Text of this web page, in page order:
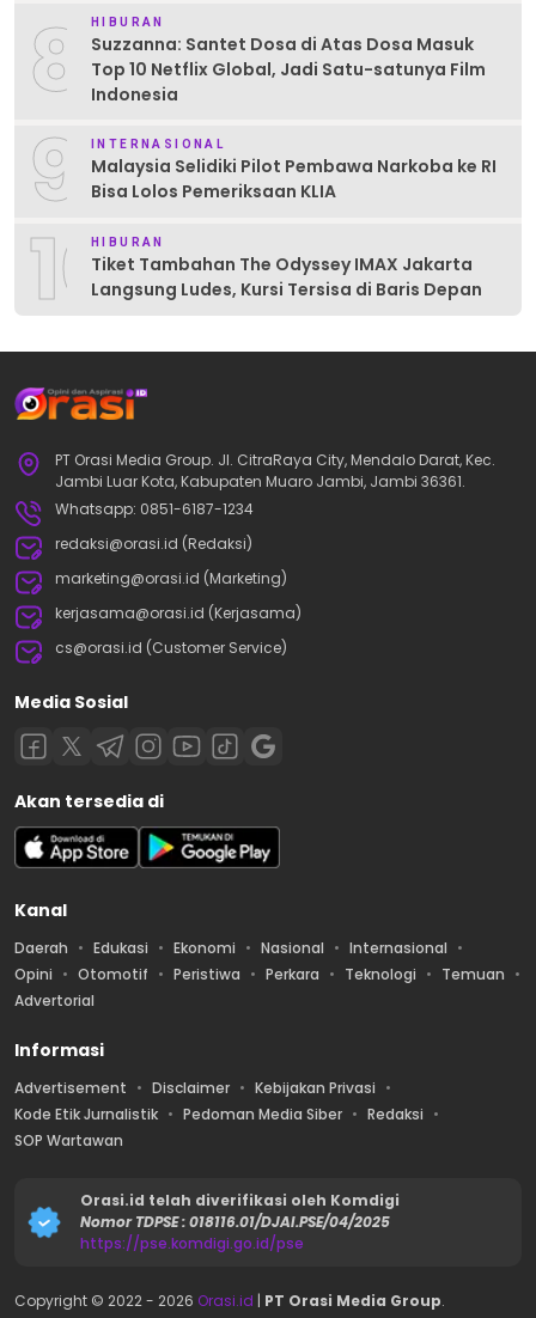
8 HIBURAN
Suzzanna: Santet Dosa di Atas Dosa Masuk
Top 10 Netflix Global, Jadi Satu-satunya Film
Indonesia
9 INTERNASIONAL
Malaysia Selidiki Pilot Pembawa Narkoba ke RI
Bisa Lolos Pemeriksaan KLIA
10HIBURAN
Tiket Tambahan The Odyssey IMAX Jakarta
Langsung Ludes, Kursi Tersisa di Baris Depan
PT Orasi Media Group. Jl. CitraRaya City, Mendalo Darat, Kec.
Jambi Luar Kota, Kabupaten Muaro Jambi, Jambi 36361.
Whatsapp: 0851-6187-1234
redaksi@orasi.id (Redaksi)
marketing@orasi.id (Marketing)
kerjasama@orasi.id (Kerjasama)
cs@orasi.id (Customer Service)
Media Sosial
Akan tersedia di
Kanal
Daerah Edukasi Ekonomi Nasional
Internasional
Opini
Otomotif Peristiwa Perkara Teknologi
Temuan
Advertorial
Informasi
Advertisement Disclaimer
Kebijakan Privasi
Kode Etik Jurnalistik
Pedoman Media Siber
Redaksi
SOP Wartawan
Orasi.id telah diverifikasi oleh Komdigi
Nomor TDPSE : 018116.01/DJAI.PSE/04/2025
https://pse.komdigi.go.id/pse
Copyright © 2022 - 2026 Orasi.id | PT Orasi Media Group.